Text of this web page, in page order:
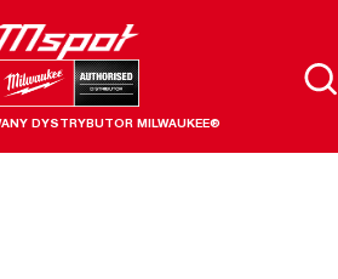
DYSTRYBUTOR MILWAUKEE®